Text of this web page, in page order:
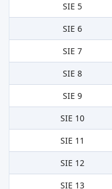
SIE 5
SIE 6
SIE 7
SIE 8
SIE 9
SIE 10
SIE 11
SIE 12
SIE 13